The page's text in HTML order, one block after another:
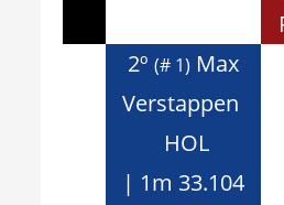
2º(# 1) Max
Verstappen
HOL
| 1m 33.104